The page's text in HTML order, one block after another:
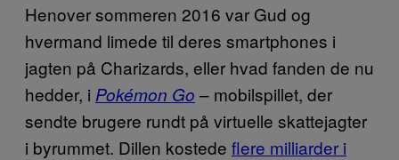
Henover sommeren 2016 var Gud og
hvermand limede til deres smartphones i
jagten på Charizards, eller hvad fanden de nu
hedder, i Pokémon Go – mobilspillet, der
sendte brugere rundt på virtuelle skattejagter
i byrummet. Dillen kostede flere milliarder i